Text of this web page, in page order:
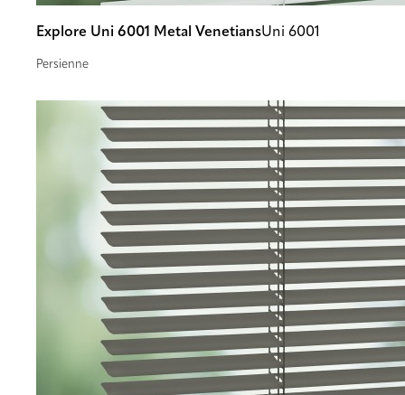
Explore Uni 6001 Metal VenetiansUni 6001
Persienne